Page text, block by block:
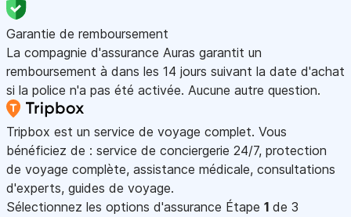
Garantie de remboursement
La compagnie d'assurance Auras garantit un
remboursement à dans les 14 jours suivant la date d'achat
si la police n'a pas été activée. Aucune autre question.
Tripbox est un service de voyage complet. Vous
bénéficiez de : service de conciergerie 24/7, protection
de voyage complète, assistance médicale, consultations
d'experts, guides de voyage.
Sélectionnez les options d'assurance Étape 1 de 3